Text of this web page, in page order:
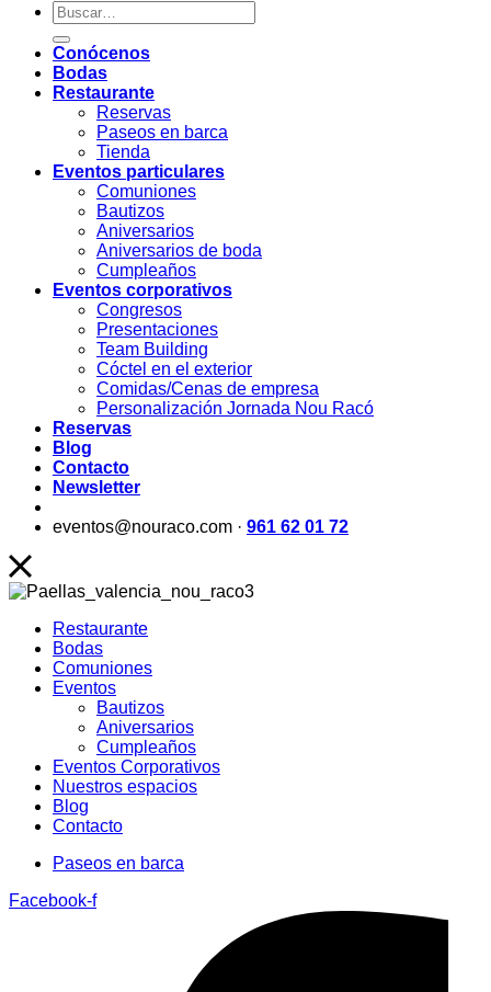
Conócenos
Bodas
Restaurante
Reservas
Paseos en barca
Tienda
Eventos particulares
Comuniones
Bautizos
Aniversarios
Aniversarios de boda
Cumpleaños
Eventos corporativos
Congresos
Presentaciones
Team Building
Cóctel en el exterior
Comidas/Cenas de empresa
Personalización Jornada Nou Racó
Reservas
Blog
Contacto
Newsletter
eventos@nouraco.com · 961 62 01 72
Restaurante
Bodas
Comuniones
Eventos
Bautizos
Aniversarios
Cumpleaños
Eventos Corporativos
Nuestros espacios
Blog
Contacto
Paseos en barca
Facebook-f